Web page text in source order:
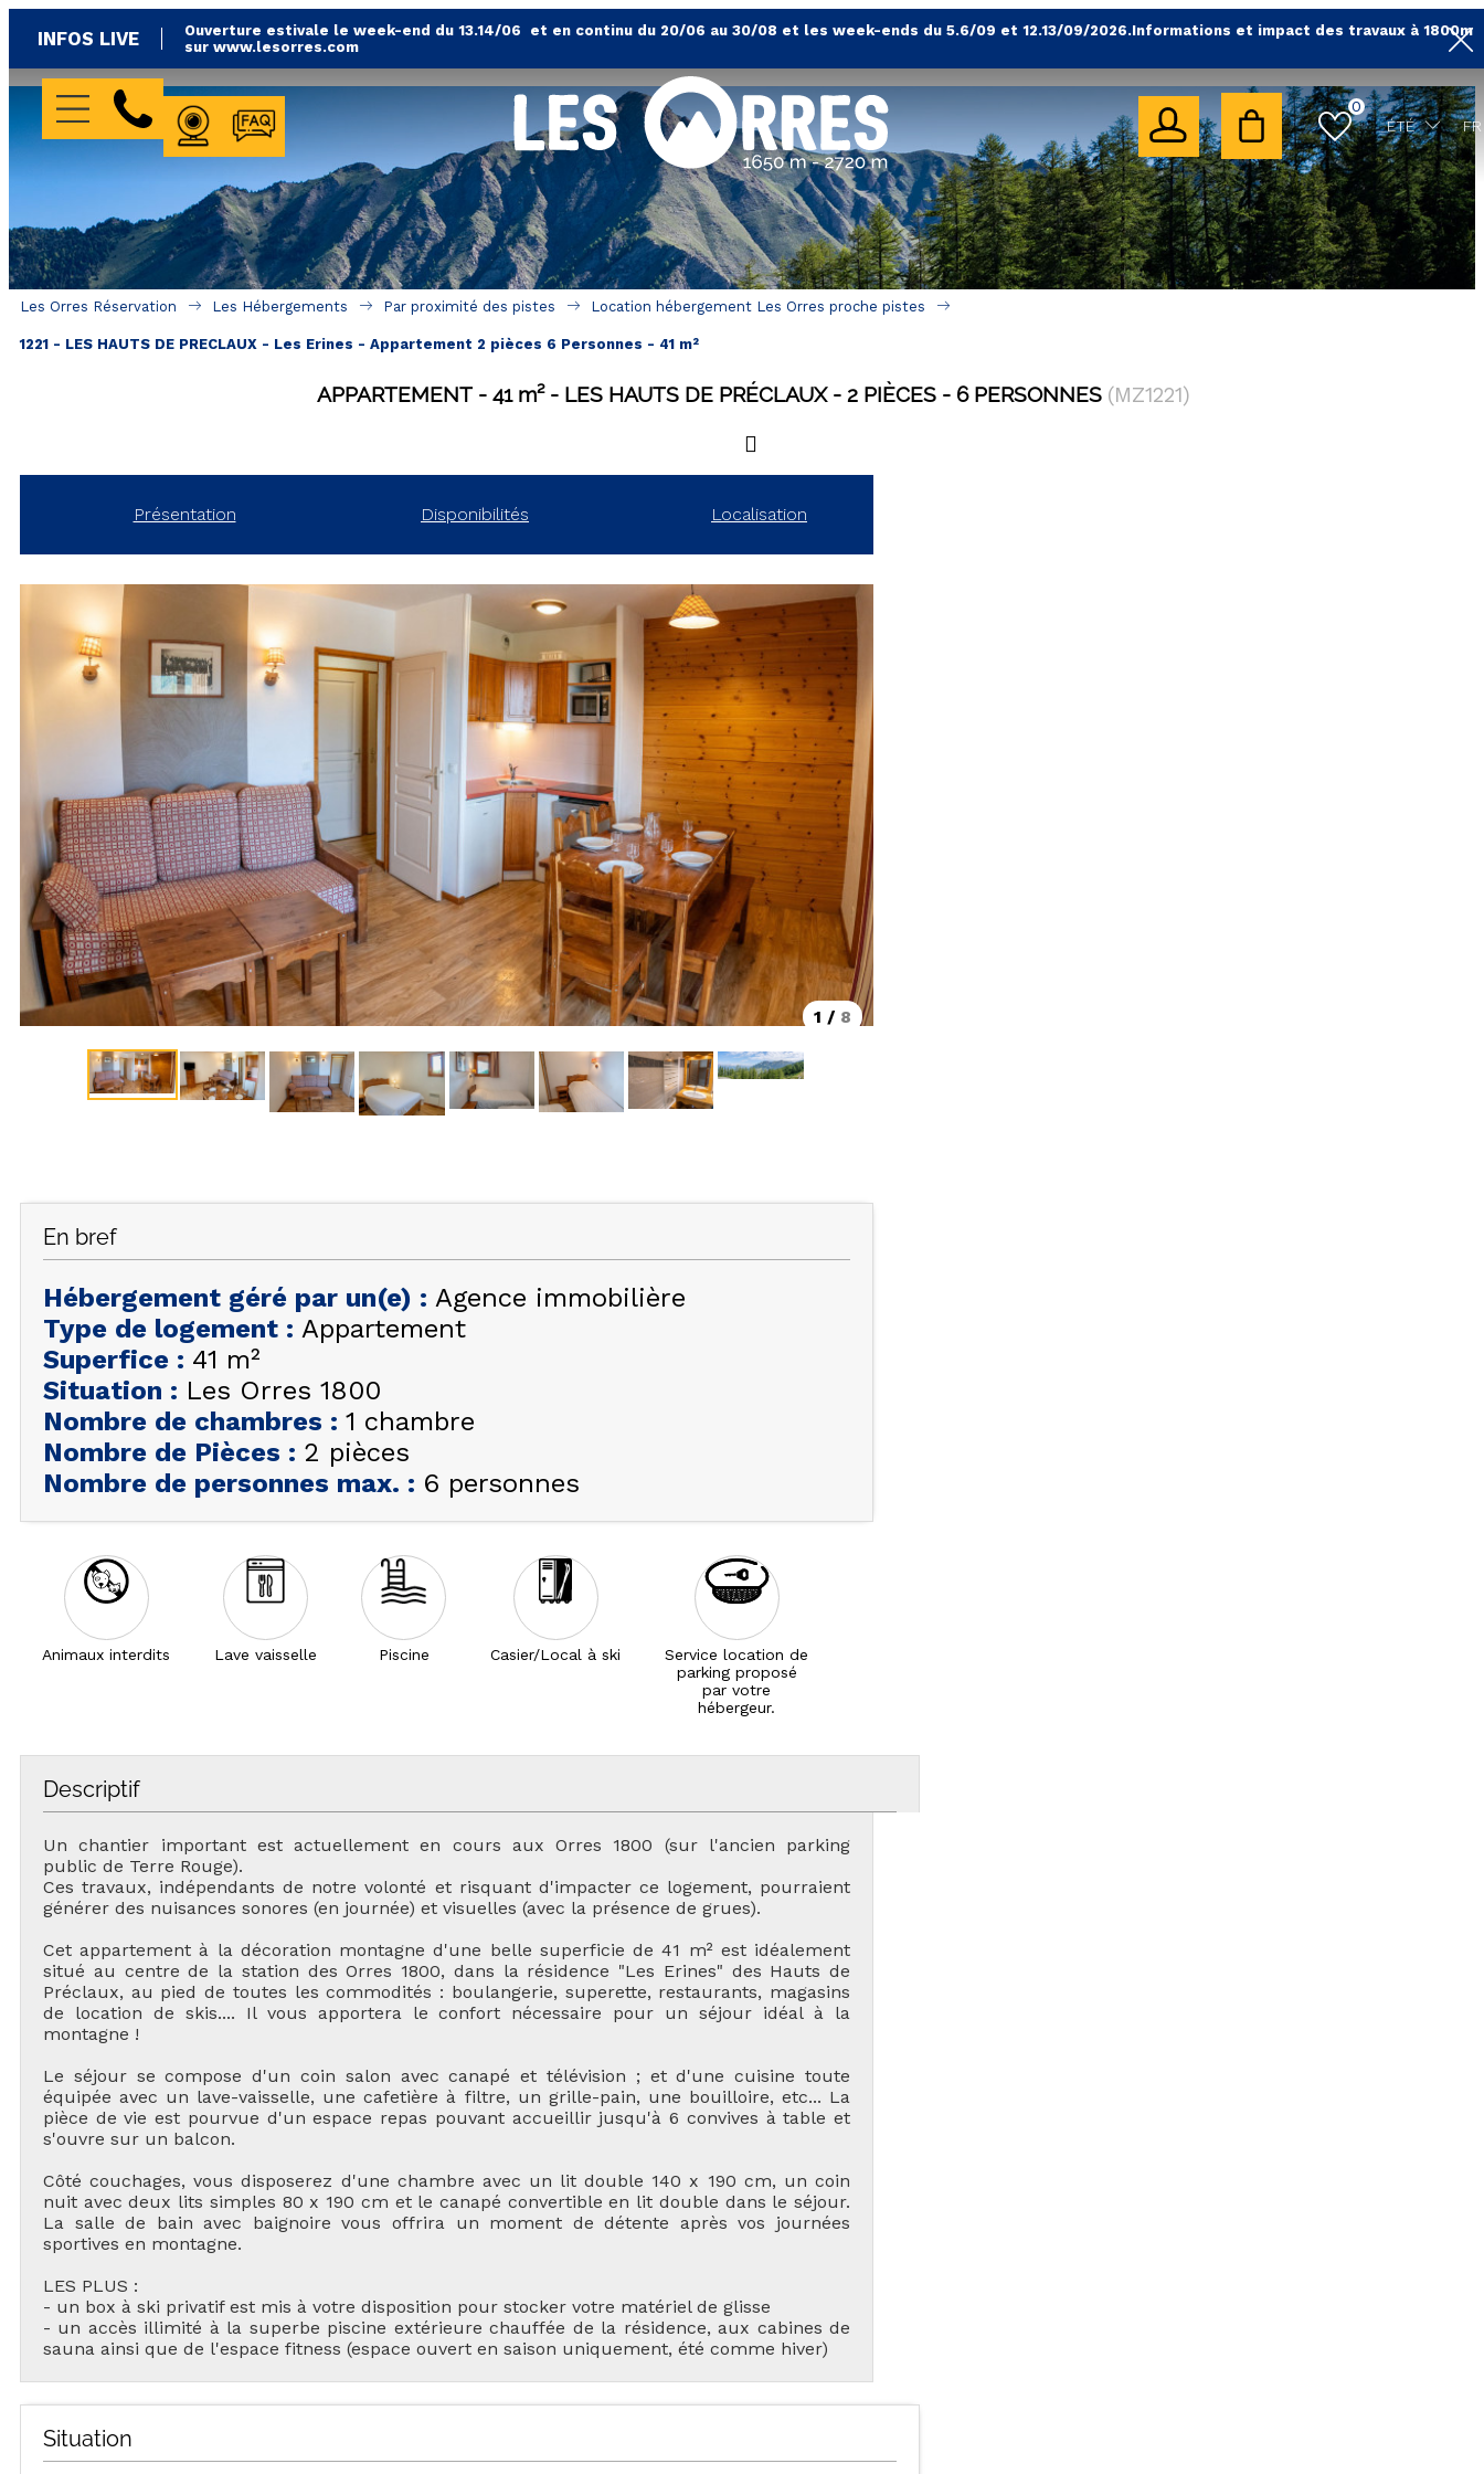
INFOS LIVE
Ouverture estivale le week-end du 13.14/06 et en continu du 20/06 au 30/08 et les week-ends du 5.6/09 et 12.13/09/2026.Informations et impact des travaux à 1800m
sur www.lesorres.com
WEBCAMS
FAQ
0
ÉTÉ
FR
LES
HÉBERGEMENTS
TOUTES NOS LOCATIONS
HÉBERGEMENTS AVEC
PISCINE
LES ORRES 1550
LES ORRES 1650
Les Orres Réservation Les Hébergements Par proximité des pistes Location hébergement Les Orres proche pistes
1221 - LES HAUTS DE PRECLAUX - Les Erines - Appartement 2 pièces 6 Personnes - 41 m²
APPARTEMENT 41 m² LES HAUTS DE PRÉCLAUX 2 PIÈCES 6 PERSONNES (MZ1221)
Présentation Disponibilités Localisation
1 / 8
En bref
Hébergement géré par un(e) : Agence immobilière
Type de logement : Appartement
Superfice : 41 m²
Situation : Les Orres 1800
Nombre de chambres : 1 chambre
Nombre de Pièces : 2 pièces
Nombre de personnes max. : 6 personnes
Animaux interdits Lave vaisselle Piscine Casier/Local à ski
Service location de
parking proposé
par votre
hébergeur.
Descriptif
Un chantier important est actuellement en cours aux Orres 1800 (sur l'ancien parking
public de Terre Rouge).
Ces travaux, indépendants de notre volonté et risquant d'impacter ce logement, pourraient
générer des nuisances sonores (en journée) et visuelles (avec la présence de grues).
Cet appartement à la décoration montagne d'une belle superficie de 41 m² est idéalement
situé au centre de la station des Orres 1800, dans la résidence "Les Erines" des Hauts de
Préclaux, au pied de toutes les commodités : boulangerie, superette, restaurants, magasins
de location de skis.... Il vous apportera le confort nécessaire pour un séjour idéal à la
montagne !
Le séjour se compose d'un coin salon avec canapé et télévision ; et d'une cuisine toute
équipée avec un lave-vaisselle, une cafetière à filtre, un grille-pain, une bouilloire, etc... La
pièce de vie est pourvue d'un espace repas pouvant accueillir jusqu'à 6 convives à table et
s'ouvre sur un balcon.
Côté couchages, vous disposerez d'une chambre avec un lit double 140 x 190 cm, un coin
nuit avec deux lits simples 80 x 190 cm et le canapé convertible en lit double dans le séjour.
La salle de bain avec baignoire vous offrira un moment de détente après vos journées
sportives en montagne.
LES PLUS :
- un box à ski privatif est mis à votre disposition pour stocker votre matériel de glisse
- un accès illimité à la superbe piscine extérieure chauffée de la résidence, aux cabines de
sauna ainsi que de l'espace fitness (espace ouvert en saison uniquement, été comme hiver)
Situation